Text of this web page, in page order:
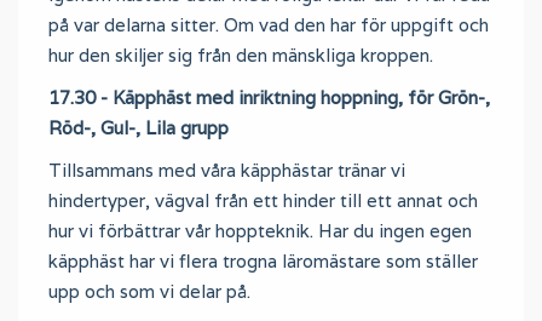
på var delarna sitter. Om vad den har för uppgift och
hur den skiljer sig från den mänskliga kroppen.
17.30 - Käpphäst med inriktning hoppning, för Grön-,
Röd-, Gul-, Lila grupp
Tillsammans med våra käpphästar tränar vi
hindertyper, vägval från ett hinder till ett annat och
hur vi förbättrar vår hoppteknik. Har du ingen egen
käpphäst har vi flera trogna läromästare som ställer
upp och som vi delar på.